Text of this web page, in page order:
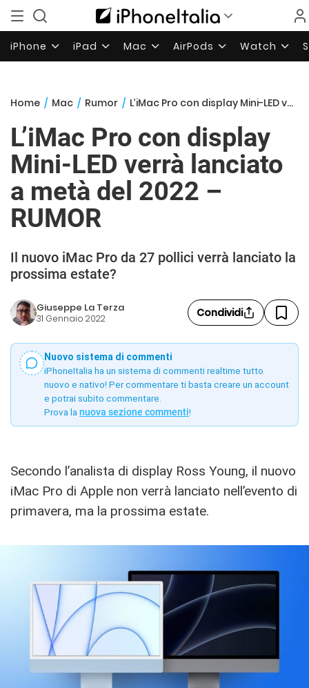
iPhone iPad Mac AirPods Watch
Home / Mac / Rumor / L’iMac Pro con display Mini-LED verrà lanciato a metà del 2022 – RUMOR
L’iMac Pro con display
Mini-LED verrà lanciato
a metà del 2022 –
RUMOR
Il nuovo iMac Pro da 27 pollici verrà lanciato la
prossima estate?
Giuseppe La Terza
31 Gennaio 2022 Condividi
Nuovo sistema di commenti
iPhoneItalia ha un sistema di commenti realtime tutto
nuovo e nativo! Per commentare ti basta creare un account
e potrai subito commentare.
Prova la nuova sezione commenti!
Secondo l’analista di display Ross Young, il nuovo
iMac Pro di Apple non verrà lanciato nell’evento di
primavera, ma la prossima estate.